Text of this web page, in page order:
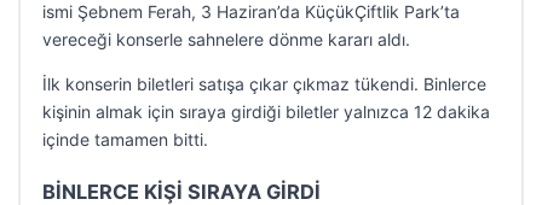
ismi Şebnem Ferah, 3 Haziran’da KüçükÇiftlik Park’ta
vereceği konserle sahnelere dönme kararı aldı.
İlk konserin biletleri satışa çıkar çıkmaz tükendi. Binlerce
kişinin almak için sıraya girdiği biletler yalnızca 12 dakika
içinde tamamen bitti.
BİNLERCE KİŞİ SIRAYA GİRDİ